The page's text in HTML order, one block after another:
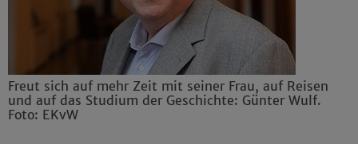
Freut sich auf mehr Zeit mit seiner Frau, auf Reisen
und auf das Studium der Geschichte: Günter Wulf.
Foto: EKvW